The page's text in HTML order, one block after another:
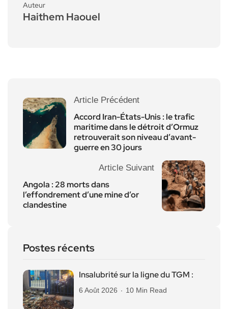
Auteur
Haithem Haouel
Article Précédent
Accord Iran-États-Unis : le trafic
maritime dans le détroit d’Ormuz
retrouverait son niveau d’avant-
guerre en 30 jours
Article Suivant
Angola : 28 morts dans
l’effondrement d’une mine d’or
clandestine
Postes récents
Insalubrité sur la ligne du TGM :
6 Août 2026 10 Min Read